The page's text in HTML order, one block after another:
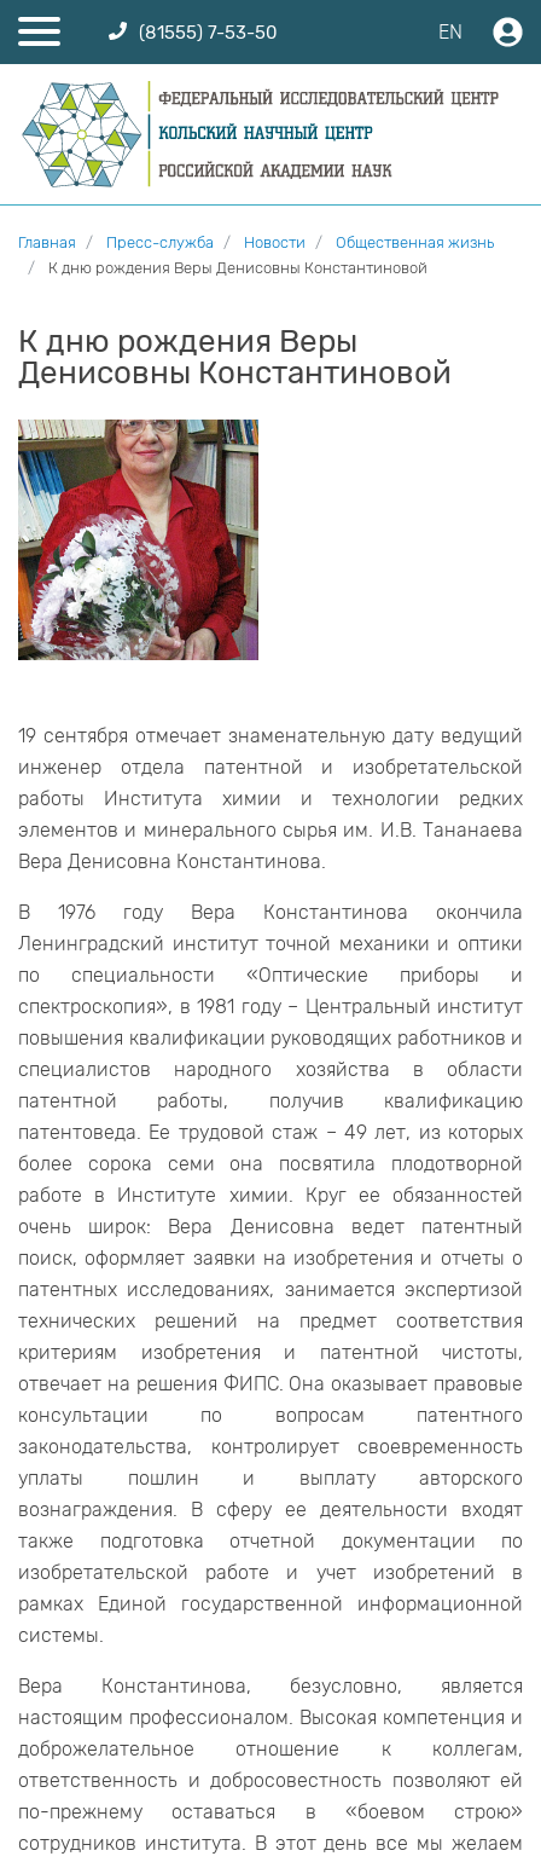
(81555) 7-53-50 EN
Главная Пресс-служба Новости
Общественная жизнь
К дню рождения Веры Денисовны Константиновой
К дню рождения Веры
Денисовны Константиновой
19 сентября отмечает знаменательную дату ведущий
инженер отдела патентной и изобретательской
работы Института химии и технологии редких
элементов и минерального сырья им. И.В. Тананаева
Вера Денисовна Константинова.
В 1976 году Вера Константинова окончила
Ленинградский институт точной механики и оптики
по специальности «Оптические приборы и
спектроскопия», в 1981 году – Центральный институт
повышения квалификации руководящих работников и
специалистов народного хозяйства в области
патентной работы, получив квалификацию
патентоведа. Ее трудовой стаж – 49 лет, из которых
более сорока семи она посвятила плодотворной
работе в Институте химии. Круг ее обязанностей
очень широк: Вера Денисовна ведет патентный
поиск, оформляет заявки на изобретения и отчеты о
патентных исследованиях, занимается экспертизой
технических решений на предмет соответствия
критериям изобретения и патентной чистоты,
отвечает на решения ФИПС. Она оказывает правовые
консультации по вопросам патентного
законодательства, контролирует своевременность
уплаты пошлин и выплату авторского
вознаграждения. В сферу ее деятельности входят
также подготовка отчетной документации по
изобретательской работе и учет изобретений в
рамках Единой государственной информационной
системы.
Вера Константинова, безусловно, является
настоящим профессионалом. Высокая компетенция и
доброжелательное отношение к коллегам,
ответственность и добросовестность позволяют ей
по-прежнему оставаться в «боевом строю»
сотрудников института. В этот день все мы желаем